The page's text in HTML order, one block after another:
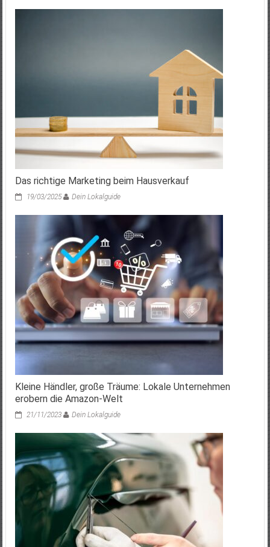
Das richtige Marketing beim Hausverkauf
19/03/2025 Dein Lokalguide
Kleine Händler, große Träume: Lokale Unternehmen
erobern die Amazon-Welt
21/11/2023 Dein Lokalguide